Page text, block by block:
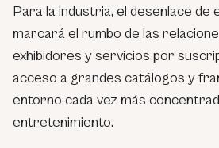
Para la industria, el desenlace de
marcará el rumbo de las
exhibidores y servicios por
acceso a grandes catálogos y
entorno cada vez más
entretenimiento.